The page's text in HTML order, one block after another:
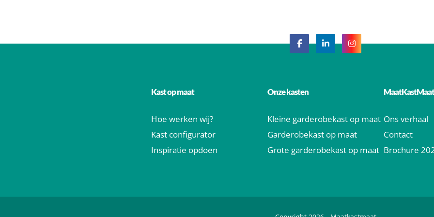
Kast op maat
Hoe werken wij?
Kast configurator
Inspiratie opdoen
Onze kasten
Kleine garderobekast op maat
Garderobekast op maat
Grote garderobekast op maat
MaatKastMaat
Ons verhaal
Contact
Brochure